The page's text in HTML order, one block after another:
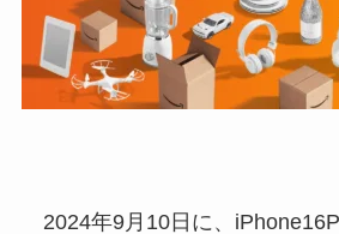
2024年9月10日に、